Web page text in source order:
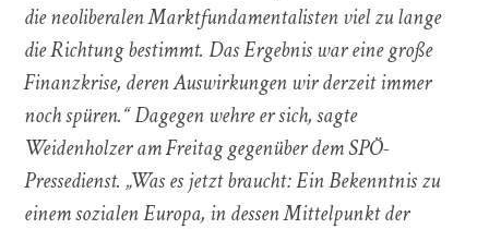
die neoliberalen Marktfundamentalisten viel zu lange
die Richtung bestimmt. Das Ergebnis war eine große
Finanzkrise, deren Auswirkungen wir derzeit immer
noch spüren.“ Dagegen wehre er sich, sagte
Weidenholzer am Freitag gegenüber dem SPÖ-
Pressedienst. „Was es jetzt braucht: Ein Bekenntnis zu
einem sozialen Europa, in dessen Mittelpunkt der